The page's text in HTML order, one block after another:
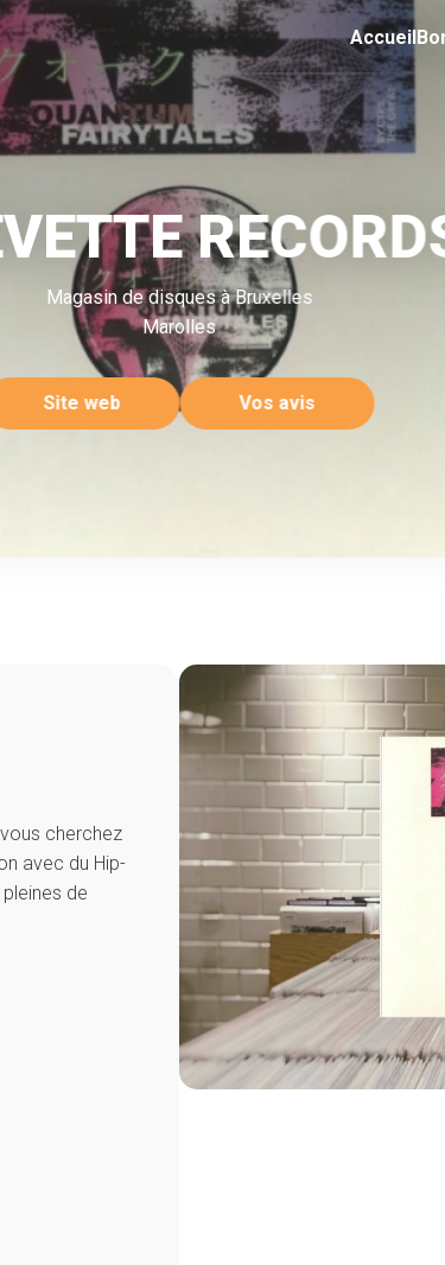
Accueil
Magasin de disques à Bruxelles
Marolles
Site web Vos avis
cherchez
avec du Hip-
de